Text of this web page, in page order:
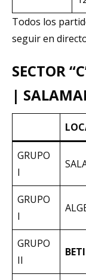
Todos los
seguir en
SECTOR
|
GRUPO
I
GRUPO
I
GRUPO
II